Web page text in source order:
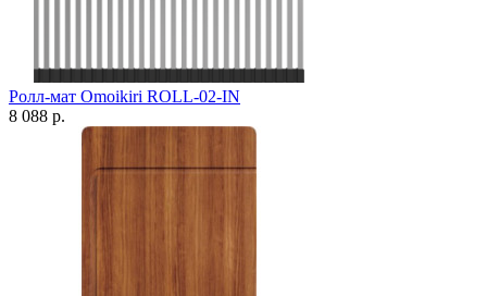
Ролл-мат Omoikiri ROLL-02-IN
8 088 р.